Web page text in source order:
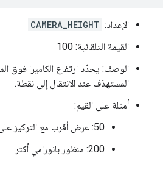
الإعداد: CAMERA_HEIGHT
القيمة التلقائية: 100
الوصف: يحدّد ارتفاع الكاميرا فوق
المستهدَف عند الانتقال إلى نقطة.
أمثلة على القيم:
‫50: عرض أقرب مع التركيز على التفاصيل
‫200: منظور بانورامي أكثر